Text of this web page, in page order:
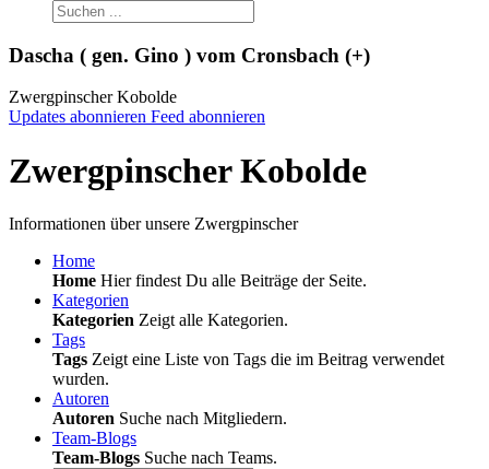
Dascha ( gen. Gino ) vom Cronsbach (+)
Zwergpinscher Kobolde
Updates abonnieren Feed abonnieren
Zwergpinscher Kobolde
Informationen über unsere Zwergpinscher
Home
Home Hier findest Du alle Beiträge der Seite.
Kategorien
Kategorien Zeigt alle Kategorien.
Tags
Tags Zeigt eine Liste von Tags die im Beitrag verwendet
wurden.
Autoren
Autoren Suche nach Mitgliedern.
Team-Blogs
Team-Blogs Suche nach Teams.